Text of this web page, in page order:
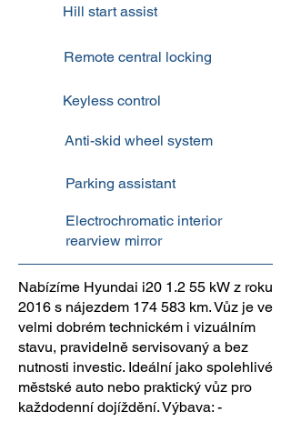
Hill start assist
Remote central locking
Keyless control
Anti-skid wheel system
Parking assistant
Electrochromatic interior
rearview mirror
Nabízíme Hyundai i20 1.2 55 kW z roku
2016 s nájezdem 174 583 km. Vůz je ve
velmi dobrém technickém i vizuálním
stavu, pravidelně servisovaný a bez
nutnosti investic. Ideální jako spolehlivé
městské auto nebo praktický vůz pro
každodenní dojíždění. Výbava: -